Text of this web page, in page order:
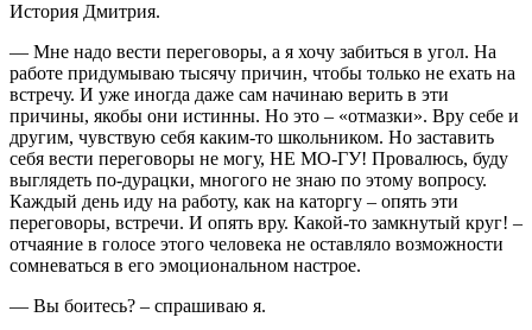
История Дмитрия.
— Мне надо вести переговоры, а я хочу забиться в угол. На
работе придумываю тысячу причин, чтобы только не ехать на
встречу. И уже иногда даже сам начинаю верить в эти
причины, якобы они истинны. Но это – «отмазки». Вру себе и
другим, чувствую себя каким-то школьником. Но заставить
себя вести переговоры не могу, НЕ МО-ГУ! Провалюсь, буду
выглядеть по-дурацки, многого не знаю по этому вопросу.
Каждый день иду на работу, как на каторгу – опять эти
переговоры, встречи. И опять вру. Какой-то замкнутый круг! –
отчаяние в голосе этого человека не оставляло возможности
сомневаться в его эмоциональном настрое.
— Вы боитесь? – спрашиваю я.